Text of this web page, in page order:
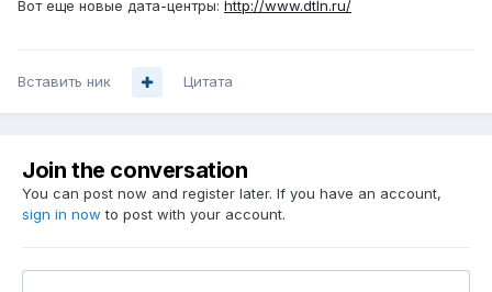
Вот еще новые дата-центры: http://www.dtln.ru/
Вставить ник Цитата
Join the conversation
You can post now and register later. If you have an account,
sign in now to post with your account.